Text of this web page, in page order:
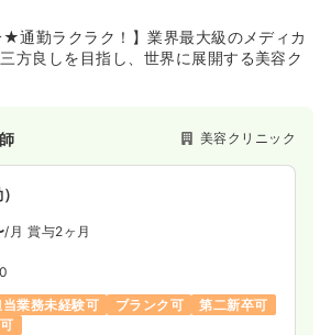
★通勤ラクラク！】業界最大級のメディカ
方良しを目指し、世界に展開する美容ク
美容クリニック
/月 賞与2ヶ月
当業務未経験可 ブランク可
第二新卒可